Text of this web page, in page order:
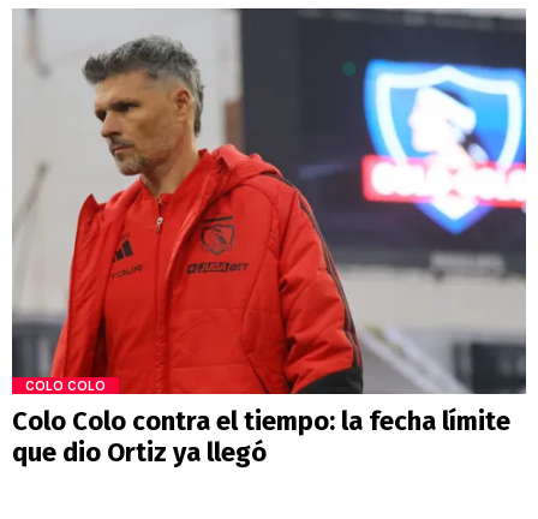
COLO COLO
Colo Colo contra el tiempo: la fecha límite
que dio Ortiz ya llegó